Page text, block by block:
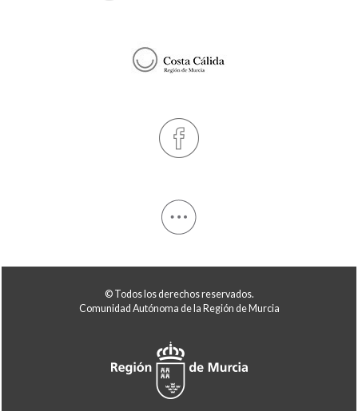
© Todos los derechos reservados.
Comunidad Autónoma de la Región de Murcia